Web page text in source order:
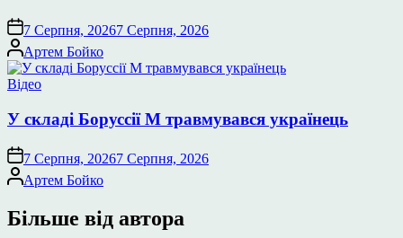
7 Серпня, 20267 Серпня, 2026
Опубліковано
Артем Бойко
Опублікувати
Відео
У складі Боруссії М травмувався українець
7 Серпня, 20267 Серпня, 2026
Опубліковано
Артем Бойко
Більше від автора